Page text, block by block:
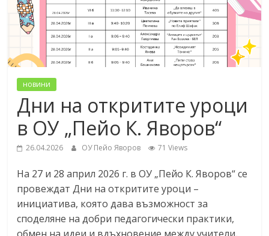
новини
Дни на откритите уроци
в ОУ „Пейо К. Яворов“
26.04.2026 ОУ Пейо Яворов 71 Views
На 27 и 28 април 2026 г. в ОУ „Пейо К. Яворов“ се
провеждат Дни на откритите уроци –
инициатива, която дава възможност за
споделяне на добри педагогически практики,
обмен на идеи и вдъхновение между учители,